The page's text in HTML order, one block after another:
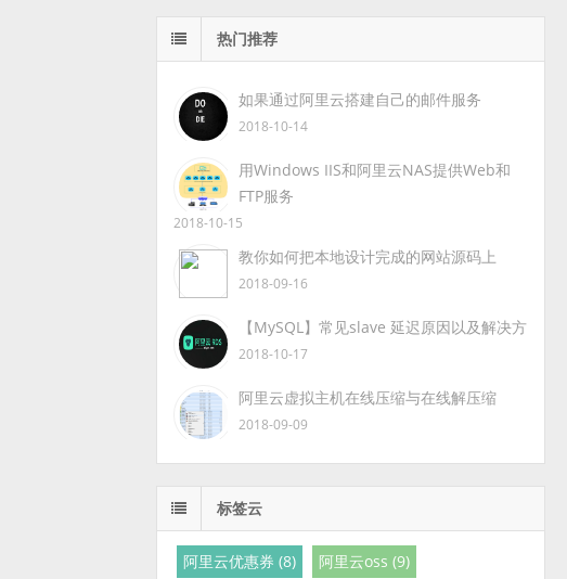
热门推荐
如果通过阿里云搭建自己的邮件服务
2018-10-14
用Windows IIS和阿里云NAS提供Web和
FTP服务
2018-10-15
教你如何把本地设计完成的网站源码上
2018-09-16
【MySQL】常见slave 延迟原因以及解决方
2018-10-17
阿里云虚拟主机在线压缩与在线解压缩
2018-09-09
标签云
阿里云优惠券 (8)
阿里云oss (9)